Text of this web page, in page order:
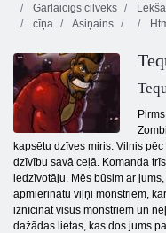
Garlaicīgs cilvēks
cīņa
Asiņains
kapsētu dzīves miris. Vilnis
dzīvību savā ceļā. Komanda
iedzīvotāju. Mēs būsim ar
apmierinātu viļņi monstriem,
iznīcināt visus monstriem un
dažādas lietas, kas dos jums